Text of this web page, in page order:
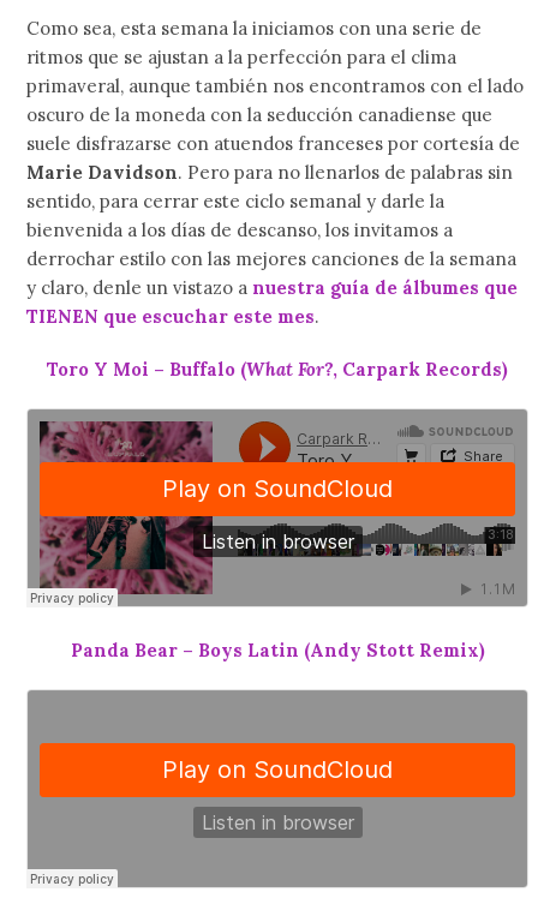
Como sea, esta semana la iniciamos con una serie de
ritmos que se ajustan a la perfección para el clima
primaveral, aunque también nos encontramos con el lado
oscuro de la moneda con la seducción canadiense que
suele disfrazarse con atuendos franceses por cortesía de
Marie Davidson. Pero para no llenarlos de palabras sin
sentido, para cerrar este ciclo semanal y darle la
bienvenida a los días de descanso, los invitamos a
derrochar estilo con las mejores canciones de la semana
y claro, denle un vistazo a nuestra guía de álbumes que
TIENEN que escuchar este mes.
Toro Y Moi – Buffalo (What For?, Carpark Records)
Panda Bear – Boys Latin (Andy Stott Remix)